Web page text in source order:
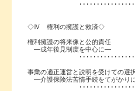
･･････････････････
◇Ⅳ 権利の擁護と救済◇
権利擁護の将来像と公的責任
―成年後見制度を中心に―
･･･････････････････
事業の適正運営と説明を受けての選
―介護保険法苦情手続をてがかり
･･･････････････････